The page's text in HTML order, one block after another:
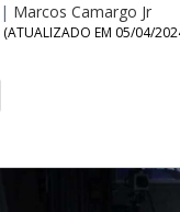
| Marcos Camargo Jr
(ATUALIZADO EM 05/04/